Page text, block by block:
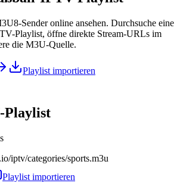
Sender online ansehen. Durchsuche eine
Playlist, öffne direkte Stream-URLs im
die M3U-Quelle.
Playlist importieren
Playlist
iptv/categories/sports.m3u
Playlist importieren